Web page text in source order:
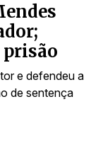
prisão
e defendeu a
de sentença